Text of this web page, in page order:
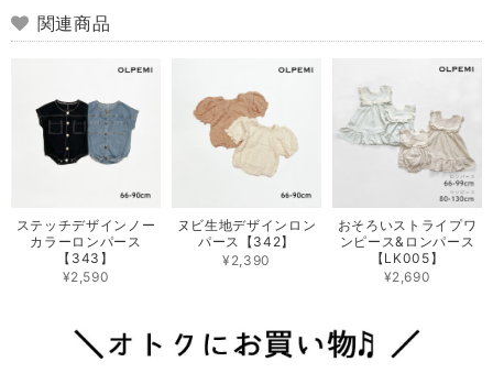
関連商品
ステッチデザインノー
カラーロンパース
【343】
¥2,590
ヌビ生地デザインロン
パース【342】
¥2,390
おそろいストライプワ
ンピース&ロンパース
【LK005】
¥2,690